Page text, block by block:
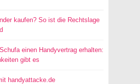
kaufen? So ist die Rechtslage
einen Handyvertrag erhalten:
gibt es
handyattacke.de